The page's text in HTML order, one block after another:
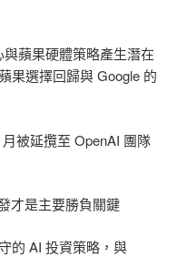
蘋果硬體策略產生潛在
果選擇回歸與 Google 的
被延攬至 OpenAI 團隊
才是主要勝負關鍵
的 AI 投資策略，與